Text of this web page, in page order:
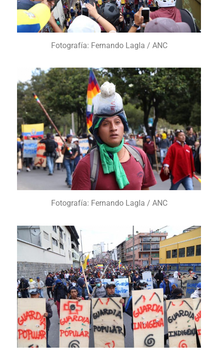
Fotografía: Fernando Lagla / ANC
Fotografía: Fernando Lagla / ANC